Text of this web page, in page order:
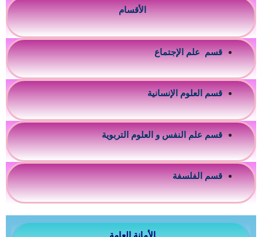
الأقسام
قسم علم الإجتماع
قسم العلوم الإنسانية
قسم علم النفس و العلوم التربوية
قسم الفلسفة